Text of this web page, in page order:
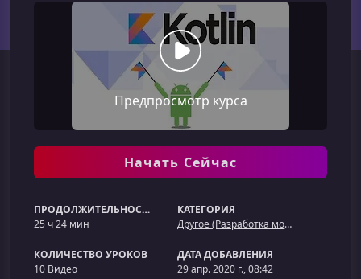
Предпросмотр курса
Начать Сейчас
ПРОДОЛЖИТЕЛЬНОСТЬ
25 ч 24 мин
КАТЕГОРИЯ
Другое (Разработка мобильных приложений)
КОЛИЧЕСТВО УРОКОВ
10 Видео
ДАТА ДОБАВЛЕНИЯ
29 апр. 2020 г., 08:42